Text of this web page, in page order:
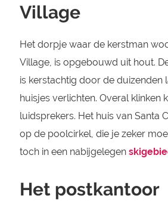
Village
Het dorpje waar de kerstman
Village, is opgebouwd uit hout.
is kerstachtig door de duizenden
huisjes verlichten. Overal klinken
luidsprekers. Het huis van Santa
op de poolcirkel, die je zeker
toch in een nabijgelegen
Het postkantoor